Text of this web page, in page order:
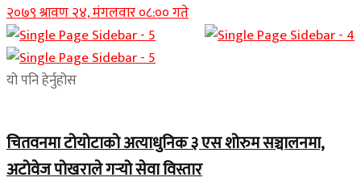
२०७९ श्रावण २४, मंगलवार ०८:०० गते
यो पनि हेर्नुहोस
चितवनमा टोयोटाको अत्याधुनिक ३ एस शोरुम सञ्चालनमा,
अटोवेज पोखराले गर्‍यो सेवा विस्तार